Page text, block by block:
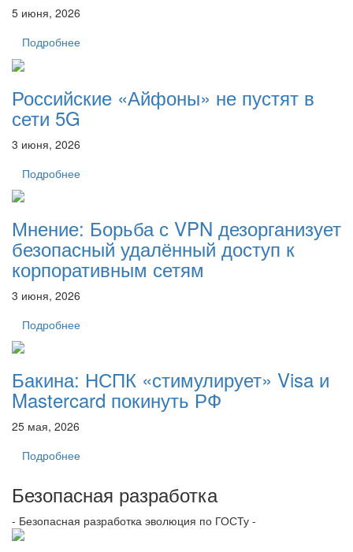
5 июня, 2026
Подробнее
Российские «Айфоны» не пустят в
сети 5G
3 июня, 2026
Подробнее
Мнение: Борьба с VPN дезорганизует
безопасный удалённый доступ к
корпоративным сетям
3 июня, 2026
Подробнее
Бакина: НСПК «стимулирует» Visa и
Mastercard покинуть РФ
25 мая, 2026
Подробнее
Безопасная разработка
- Безопасная разработка эволюция по ГОСТу -